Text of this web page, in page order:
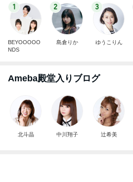
1
BEYOOOOO
NDS
2
島倉りか
3
ゆうこりん
Ameba殿堂入りブログ
北斗晶 中川翔子 辻希美